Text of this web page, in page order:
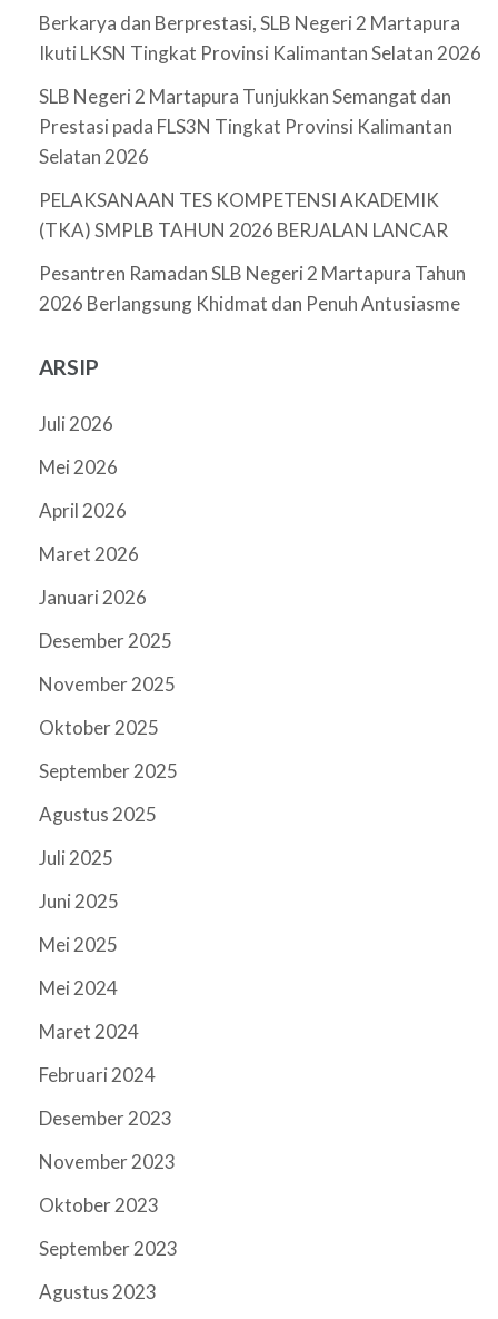
Berkarya dan Berprestasi, SLB Negeri 2 Martapura
Ikuti LKSN Tingkat Provinsi Kalimantan Selatan 2026
SLB Negeri 2 Martapura Tunjukkan Semangat dan
Prestasi pada FLS3N Tingkat Provinsi Kalimantan
Selatan 2026
PELAKSANAAN TES KOMPETENSI AKADEMIK
(TKA) SMPLB TAHUN 2026 BERJALAN LANCAR
Pesantren Ramadan SLB Negeri 2 Martapura Tahun
2026 Berlangsung Khidmat dan Penuh Antusiasme
ARSIP
Juli 2026
Mei 2026
April 2026
Maret 2026
Januari 2026
Desember 2025
November 2025
Oktober 2025
September 2025
Agustus 2025
Juli 2025
Juni 2025
Mei 2025
Mei 2024
Maret 2024
Februari 2024
Desember 2023
November 2023
Oktober 2023
September 2023
Agustus 2023